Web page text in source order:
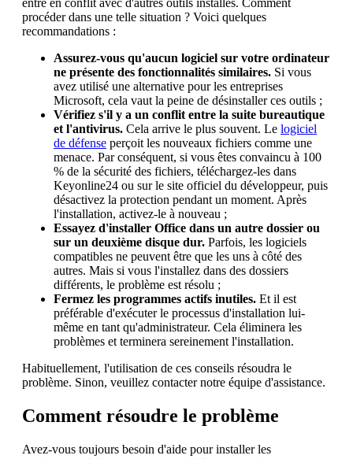
procéder dans une telle situation ? Voici quelques
recommandations :
Assurez-vous qu'aucun logiciel sur votre ordinateur
ne présente des fonctionnalités similaires. Si vous
avez utilisé une alternative pour les entreprises
Microsoft, cela vaut la peine de désinstaller ces outils ;
Vérifiez s'il y a un conflit entre la suite bureautique
et l'antivirus. Cela arrive le plus souvent. Le logiciel
de défense perçoit les nouveaux fichiers comme une
menace. Par conséquent, si vous êtes convaincu à 100
% de la sécurité des fichiers, téléchargez-les dans
Keyonline24 ou sur le site officiel du développeur, puis
désactivez la protection pendant un moment. Après
l'installation, activez-le à nouveau ;
Essayez d'installer Office dans un autre dossier ou
sur un deuxième disque dur. Parfois, les logiciels
compatibles ne peuvent être que les uns à côté des
autres. Mais si vous l'installez dans des dossiers
différents, le problème est résolu ;
Fermez les programmes actifs inutiles. Et il est
préférable d'exécuter le processus d'installation lui-
même en tant qu'administrateur. Cela éliminera les
problèmes et terminera sereinement l'installation.
Habituellement, l'utilisation de ces conseils résoudra le
problème. Sinon, veuillez contacter notre équipe d'assistance.
Comment résoudre le problème
Avez-vous toujours besoin d'aide pour installer les